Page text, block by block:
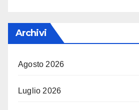
Archivi
Agosto 2026
Luglio 2026